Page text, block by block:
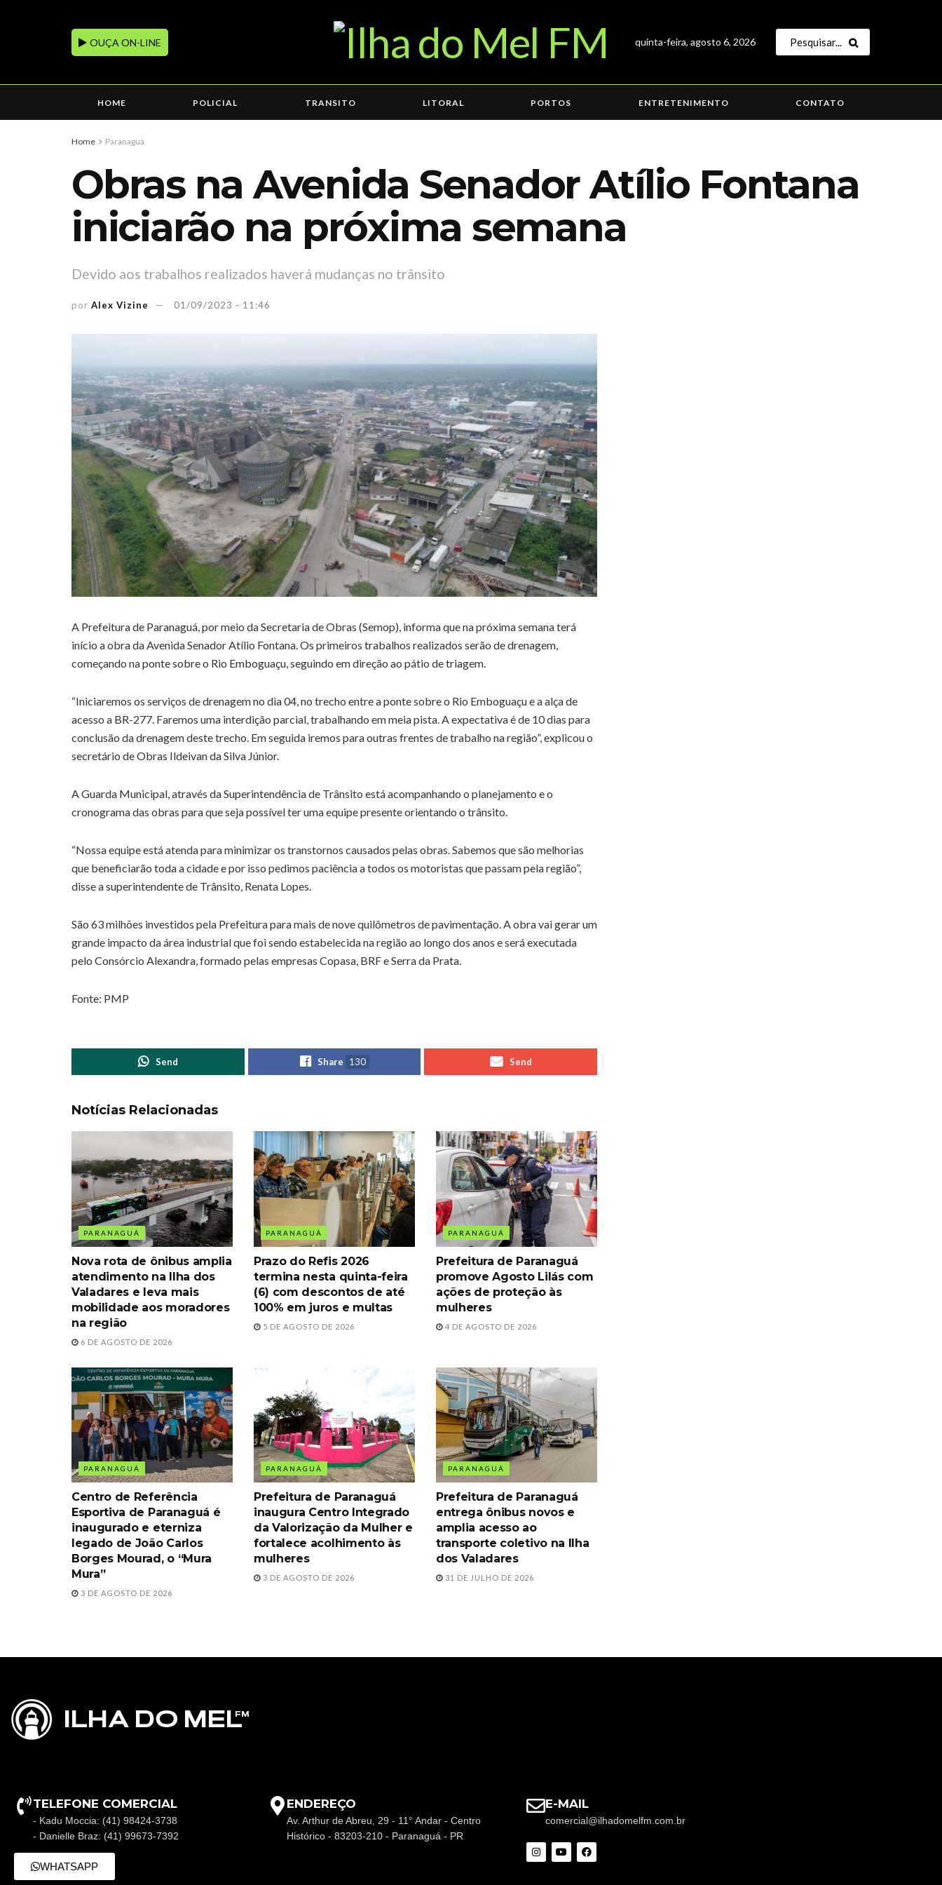
OUÇA ON-LINE quinta-feira, agosto 6, 2026
HOME POLICIAL TRANSITO LITORAL PORTOS ENTRETENIMENTO CONTATO
Home Paranaguá
Obras na Avenida Senador Atílio Fontana
iniciarão na próxima semana
Devido aos trabalhos realizados haverá mudanças no trânsito
por Alex Vizine 01/09/2023 - 11:46
A Prefeitura de Paranaguá, por meio da Secretaria de Obras (Semop), informa que na próxima semana terá
início a obra da Avenida Senador Atílio Fontana. Os primeiros trabalhos realizados serão de drenagem,
começando na ponte sobre o Rio Emboguaçu, seguindo em direção ao pátio de triagem.
“Iniciaremos os serviços de drenagem no dia 04, no trecho entre a ponte sobre o Rio Emboguaçu e a alça de
acesso a BR-277. Faremos uma interdição parcial, trabalhando em meia pista. A expectativa é de 10 dias para
conclusão da drenagem deste trecho. Em seguida iremos para outras frentes de trabalho na região”, explicou o
secretário de Obras Ildeivan da Silva Júnior.
A Guarda Municipal, através da Superintendência de Trânsito está acompanhando o planejamento e o
cronograma das obras para que seja possível ter uma equipe presente orientando o trânsito.
“Nossa equipe está atenda para minimizar os transtornos causados pelas obras. Sabemos que são melhorias
que beneficiarão toda a cidade e por isso pedimos paciência a todos os motoristas que passam pela região”,
disse a superintendente de Trânsito, Renata Lopes.
São 63 milhões investidos pela Prefeitura para mais de nove quilômetros de pavimentação. A obra vai gerar um
grande impacto da área industrial que foi sendo estabelecida na região ao longo dos anos e será executada
pelo Consórcio Alexandra, formado pelas empresas Copasa, BRF e Serra da Prata.
Fonte: PMP
Send Share 130 Send
Notícias Relacionadas
PARANAGUÁ
Nova rota de ônibus amplia
atendimento na Ilha dos
Valadares e leva mais
mobilidade aos moradores
na região
6 DE AGOSTO DE 2026
PARANAGUÁ
Prazo do Refis 2026
termina nesta quinta-feira
(6) com descontos de até
100% em juros e multas
5 DE AGOSTO DE 2026
PARANAGUÁ
Prefeitura de Paranaguá
promove Agosto Lilás com
ações de proteção às
mulheres
4 DE AGOSTO DE 2026
PARANAGUÁ
Centro de Referência
Esportiva de Paranaguá é
inaugurado e eterniza
legado de João Carlos
Borges Mourad, o “Mura
Mura”
3 DE AGOSTO DE 2026
PARANAGUÁ
Prefeitura de Paranaguá
inaugura Centro Integrado
da Valorização da Mulher e
fortalece acolhimento às
mulheres
3 DE AGOSTO DE 2026
PARANAGUÁ
Prefeitura de Paranaguá
entrega ônibus novos e
amplia acesso ao
transporte coletivo na Ilha
dos Valadares
31 DE JULHO DE 2026
TELEFONE COMERCIAL
- Kadu Moccia: (41) 98424-3738
- Danielle Braz: (41) 99673-7392
WHATSAPP
ENDEREÇO
Av. Arthur de Abreu, 29 - 11° Andar - Centro
Histórico - 83203-210 - Paranaguá - PR
E-MAIL
comercial@ilhadomelfm.com.br